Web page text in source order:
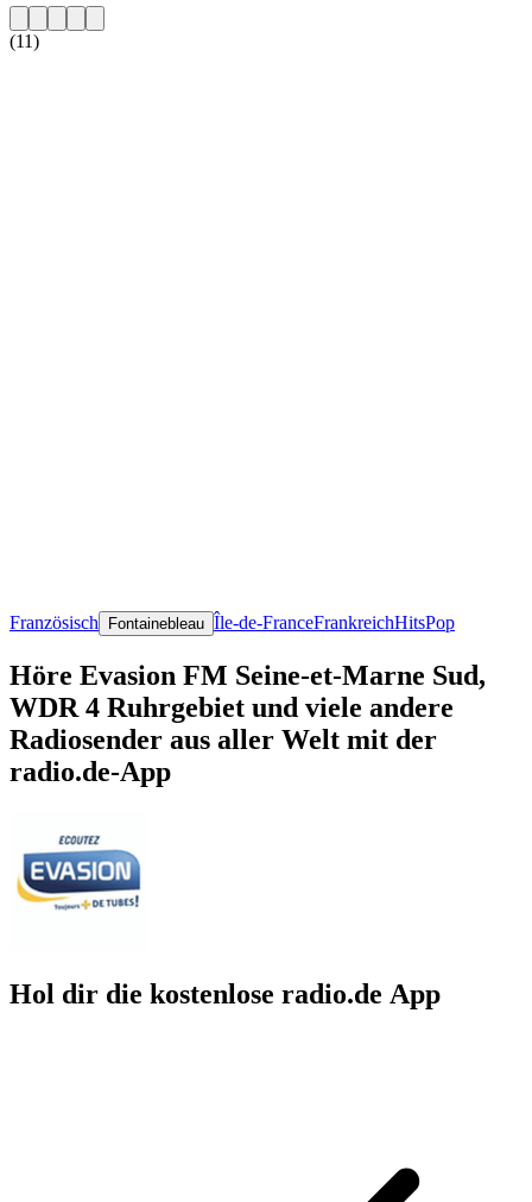
(11)
Französisch Fontainebleau Île-de-FranceFrankreichHitsPop
Höre Evasion FM Seine-et-Marne Sud,
WDR 4 Ruhrgebiet und viele andere
Radiosender aus aller Welt mit der
radio.de-App
Hol dir die kostenlose radio.de App